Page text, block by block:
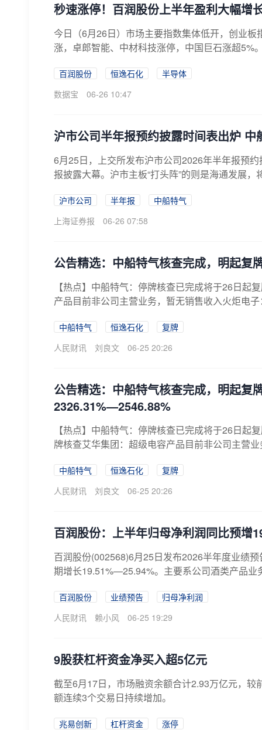
秒速涨停！百润股份上半年盈利大幅增
今日（6月26日）市场主要指数集体低开，创业
涨，卓郎智能、中材科技涨停，中国巨石涨超5%
百润股份 恒逸石化
半导体
数据宝
06-26 10:47
沪市公司半年报预约披露时间表出炉 中
6月25日，上交所发布沪市公司2026年半年报预
报披露大幕。沪市主板“打头阵”的则是海通发展
沪市公司 半年报
中船特气
上海证券报
06-26 07:58
公告精选：中船特气核查完成，明起
【热点】中船特气：停牌核查已完成将于26日
产品目前非公司主营业务，暂无销售收入火炬电
中船特气 恒逸石化
复牌
人民财讯
刘良文 06-25 20:26
公告精选：中船特气核查完成，明起复
2326.31%—2546.88%
【热点】中船特气：停牌核查已完成将于26日起
牌核查艾华集团：超级电容产品目前非公司主营
中船特气 恒逸石化
复牌
人民财讯
刘良文 06-25 20:26
百润股份：上半年归母净利润同比预增
百润股份(002568)6月25日发布2026半年度业绩
期增长19.51%—25.94%。主要系公司酒类产品业
百润股份 业绩预告
归母净利润
人民财讯
赖小风 06-25 19:29
9股获杠杆资金净买入超5亿元
截至6月17日，市场融资余额合计2.93万亿元，
额连续3个交易日持续增加。
兆易创新 杠杆资金
涨停